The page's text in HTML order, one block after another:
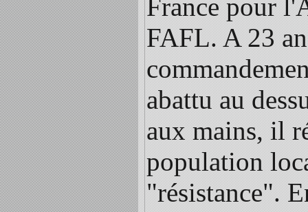
France pour
FAFL. A 23
abattu au
aux mains, il
population
"résistance".